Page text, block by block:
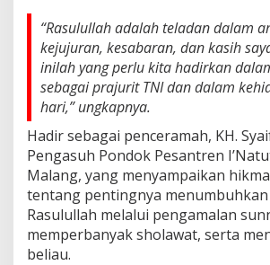
o
n
e
l
N
I
a
n
g
P
r
i
“Rasulullah adalah teladan dalam
kejujuran, kesabaran, dan kasih
inilah yang perlu kita hadirkan
sebagai prajurit TNI dan dalam
hari,” ungkapnya.
Hadir sebagai penceramah, KH.
Pengasuh Pondok Pesantren
Malang, yang menyampaikan
tentang pentingnya menumbuhkan
Rasulullah melalui pengamalan
memperbanyak sholawat, serta
beliau.